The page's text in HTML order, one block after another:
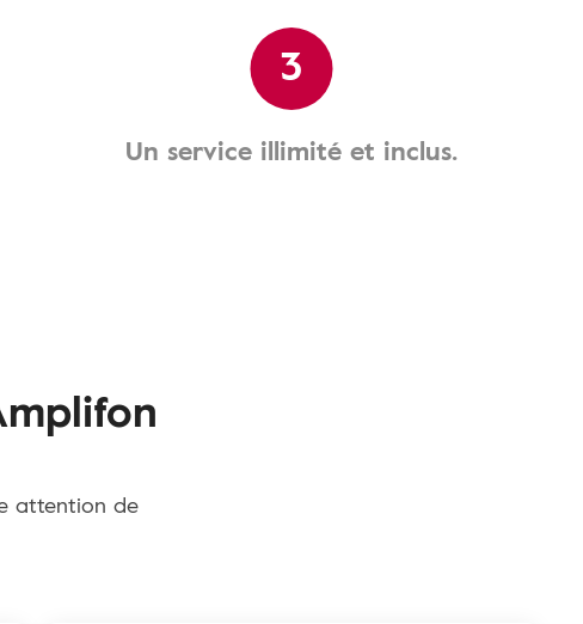
3
Un service illimité et inclus.
attention de